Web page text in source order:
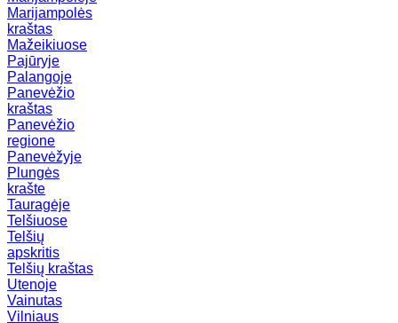
Marijampolės
kraštas
Mažeikiuose
Pajūryje
Palangoje
Panevėžio
kraštas
Panevėžio
regione
Panevėžyje
Plungės
krašte
Tauragėje
Telšiuose
Telšių
apskritis
Telšių kraštas
Utenoje
Vainutas
Vilniaus